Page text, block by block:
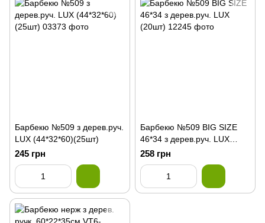
Барбекю №509 з дерев.руч.
LUX (44*32*60)(25шт)
245 грн
Барбекю №509 BIG SIZE
46*34 з дерев.руч. LUX
(20шт)
258 грн